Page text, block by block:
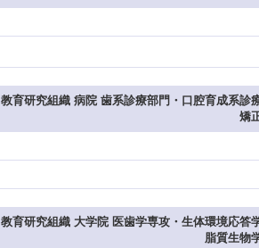
教育研究組織 病院 歯系診療部門・口腔育成系診
矯
教育研究組織 大学院 医歯学専攻・生体環境応答
脂質生物